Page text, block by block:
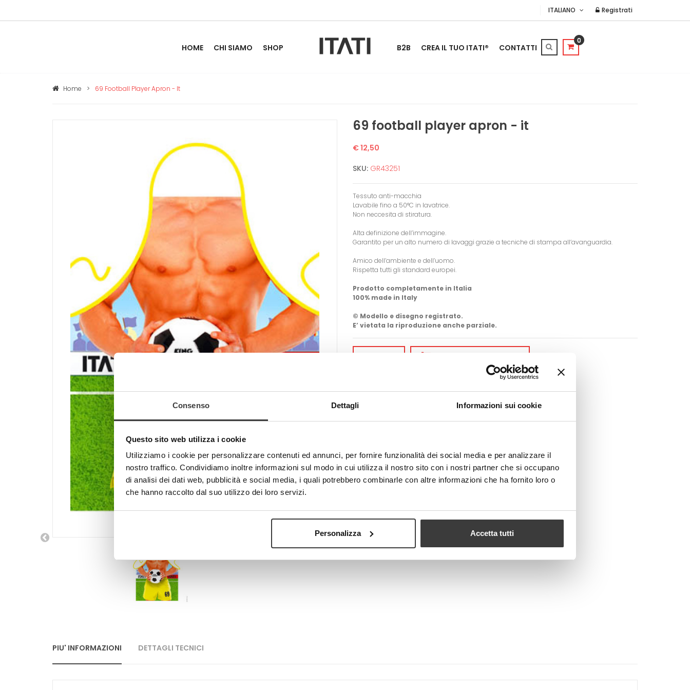
Consenso Dettagli Informazioni sui cookie
Questo sito web utilizza i cookie
Utilizziamo i cookie per personalizzare contenuti ed annunci, per fornire funzionalità dei social media e per analizzare il
nostro traffico. Condividiamo inoltre informazioni sul modo in cui utilizza il nostro sito con i nostri partner che si occupano
di analisi dei dati web, pubblicità e social media, i quali potrebbero combinarle con altre informazioni che ha fornito loro o
che hanno raccolto dal suo utilizzo dei loro servizi.
Personalizza Accetta tutti
ITALIANO Registrati
HOME CHI SIAMO SHOP B2B CREA IL TUO ITATI® CONTATTI
0
Home > 69 Football Player Apron - It
69 football player apron - it
€ 12,50
SKU: GR43251
Tessuto anti-macchia
Lavabile fino a 50°C in lavatrice.
Non neccesita di stiratura.
Alta definizione dell’immagine.
Garantito per un alto numero di lavaggi grazie a tecniche di stampa all’avanguardia.
Amico dell’ambiente e dell’uomo.
Rispetta tutti gli standard europei.
Prodotto completamente in Italia
100% made in Italy
© Modello e disegno registrato.
E’ vietata la riproduzione anche parziale.
PIU' INFORMAZIONI DETTAGLI TECNICI